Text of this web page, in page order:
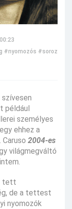
#nyomozós
szívesen
például
személyes
ehhez a
2004-es
világmegváltó
tett
de a tettest
nyomozók